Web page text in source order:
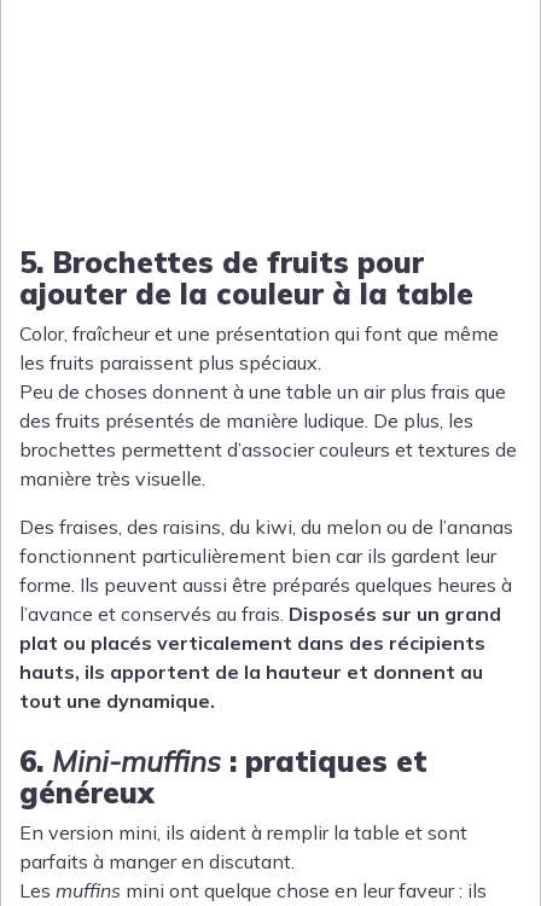
5. Brochettes de fruits pour
ajouter de la couleur à la table
Color, fraîcheur et une présentation qui font que même
les fruits paraissent plus spéciaux.
Peu de choses donnent à une table un air plus frais que
des fruits présentés de manière ludique. De plus, les
brochettes permettent d’associer couleurs et textures de
manière très visuelle.
Des fraises, des raisins, du kiwi, du melon ou de l’ananas
fonctionnent particulièrement bien car ils gardent leur
forme. Ils peuvent aussi être préparés quelques heures à
l’avance et conservés au frais. Disposés sur un grand
plat ou placés verticalement dans des récipients
hauts, ils apportent de la hauteur et donnent au
tout une dynamique.
6. Mini-muffins : pratiques et
généreux
En version mini, ils aident à remplir la table et sont
parfaits à manger en discutant.
Les muffins mini ont quelque chose en leur faveur : ils